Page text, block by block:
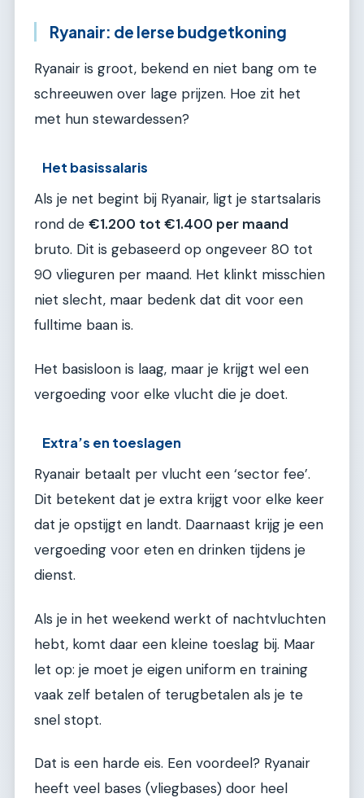
Ryanair: de Ierse budgetkoning
Ryanair is groot, bekend en niet bang om te
schreeuwen over lage prijzen. Hoe zit het
met hun stewardessen?
Het basissalaris
Als je net begint bij Ryanair, ligt je startsalaris
rond de €1.200 tot €1.400 per maand
bruto. Dit is gebaseerd op ongeveer 80 tot
90 vlieguren per maand. Het klinkt misschien
niet slecht, maar bedenk dat dit voor een
fulltime baan is.
Het basisloon is laag, maar je krijgt wel een
vergoeding voor elke vlucht die je doet.
Extra’s en toeslagen
Ryanair betaalt per vlucht een ‘sector fee’.
Dit betekent dat je extra krijgt voor elke keer
dat je opstijgt en landt. Daarnaast krijg je een
vergoeding voor eten en drinken tijdens je
dienst.
Als je in het weekend werkt of nachtvluchten
hebt, komt daar een kleine toeslag bij. Maar
let op: je moet je eigen uniform en training
vaak zelf betalen of terugbetalen als je te
snel stopt.
Dat is een harde eis. Een voordeel? Ryanair
heeft veel bases (vliegbases) door heel